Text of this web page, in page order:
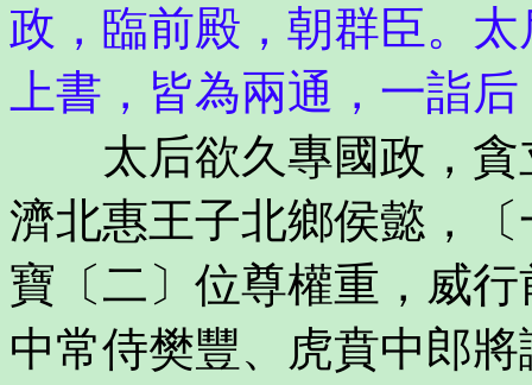
政，臨前殿，朝群臣。
上書，皆為兩通，一詣
太后欲久專國政，貪
濟北惠王子北鄉侯懿，
寶〔二〕位尊權重，威
中常侍樊豐、虎賁中郎